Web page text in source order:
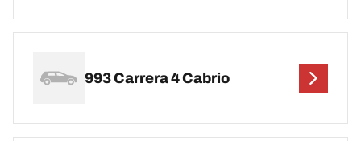
993 Carrera 4 Cabrio